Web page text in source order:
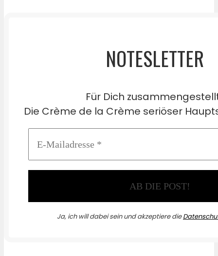
NOTESLETTER
Für Dich
Die Crème de la Crème seriöser
Ja, ich will dabei sein und akzeptiere die